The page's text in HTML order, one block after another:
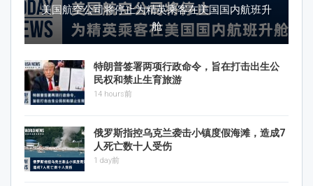
美国航空公司将停止为精英乘客在美国国内航班升
舱
特朗普签署两项行政命令，旨在打击出生公
民权和禁止生育旅游
14 hours前
俄罗斯指控乌克兰袭击小镇度假海滩，造成7
人死亡数十人受伤
1 day前